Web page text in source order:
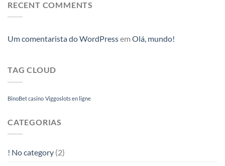
RECENT COMMENTS
Um comentarista do WordPressem Olá, mundo!
TAG CLOUD
BinoBet casino Viggoslots en ligne
CATEGORIAS
! No category (2)